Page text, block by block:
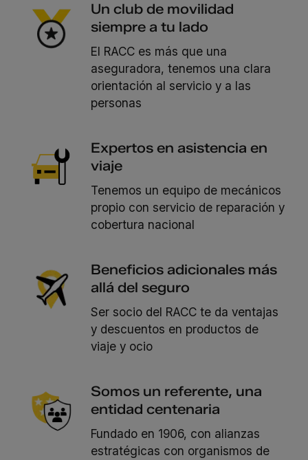
Un club de movilidad
siempre a tu lado
El RACC es más que una
aseguradora, tenemos una clara
orientación al servicio y a las
personas
Expertos en asistencia en
viaje
Tenemos un equipo de mecánicos
propio con servicio de reparación y
cobertura nacional
Beneficios adicionales más
allá del seguro
Ser socio del RACC te da ventajas
y descuentos en productos de
viaje y ocio
Somos un referente, una
entidad centenaria
Fundado en 1906, con alianzas
estratégicas con organismos de